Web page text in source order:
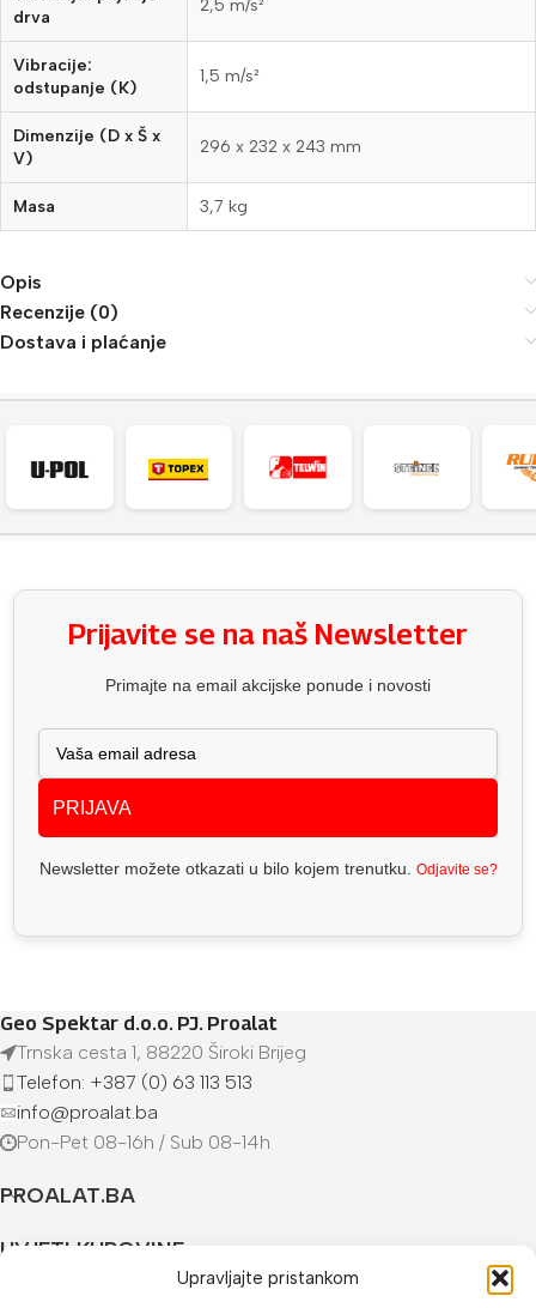
Upravljajte pristankom
drva
2,5 m/s²
Vibracije:
odstupanje (K)
1,5 m/s²
Dimenzije (D x Š x
V)
296 x 232 x 243 mm
Masa 3,7 kg
Opis
Recenzije (0)
Dostava i plaćanje
Prijavite se na naš Newsletter
Primajte na email akcijske ponude i novosti
PRIJAVA
Newsletter možete otkazati u bilo kojem trenutku. Odjavite se?
Geo Spektar d.o.o. PJ. Proalat
Trnska cesta 1, 88220 Široki Brijeg
Telefon: +387 (0) 63 113 513
info@proalat.ba
Pon-Pet 08-16h / Sub 08-14h
PROALAT.BA
UVJETI KUPOVINE